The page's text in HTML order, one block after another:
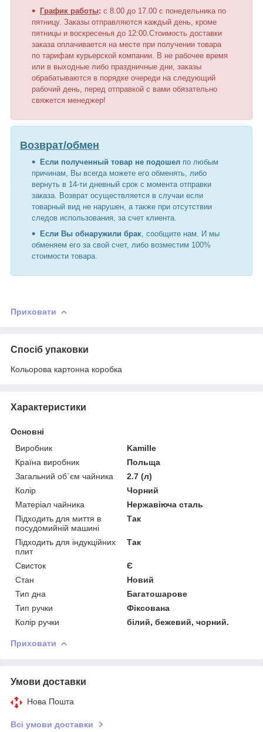
График работы: с 8.00 до 17.00 с понедельника по
пятницу. Заказы отправляются каждый день, кроме
пятницы и воскресенья до 12:00.Стоимость доставки
заказа оплачивается на месте при получении товара
по тарифам курьерской компании. В не рабочее время
или в выходные либо праздничные дни, заказы
обрабатываются в порядке очереди на следующий
рабочий день, перед отправкой с вами обязательно
свяжется менеджер!
Возврат/обмен
Если полученный товар не подошел по любым
причинам, Вы всегда можете его обменять, либо
вернуть в 14-ти дневный срок с момента отправки
заказа. Возврат осуществляется в случаи если
товарный вид не нарушен, а также при отсутствии
следов использования, за счет клиента.
Если Вы обнаружили брак , сообщите нам. И мы
обменяем его за свой счет, либо возместим 100%
стоимости товара.
Приховати
Спосіб упаковки
Кольорова картонна коробка
Характеристики
Основні
Виробник
Kamille
Країна виробник
Польща
Загальний об`єм чайника
2.7 (л)
Колір
Чорний
Матеріал чайника
Нержавіюча сталь
Підходить для миття в
посудомийній машині
Так
Підходить для індукційних
плит
Так
Свисток
Є
Стан
Новий
Тип дна
Багатошарове
Тип ручки
Фіксована
Колір ручки
білий, бежевий, чорний.
Приховати
Умови доставки
Нова Пошта
Всі умови доставки